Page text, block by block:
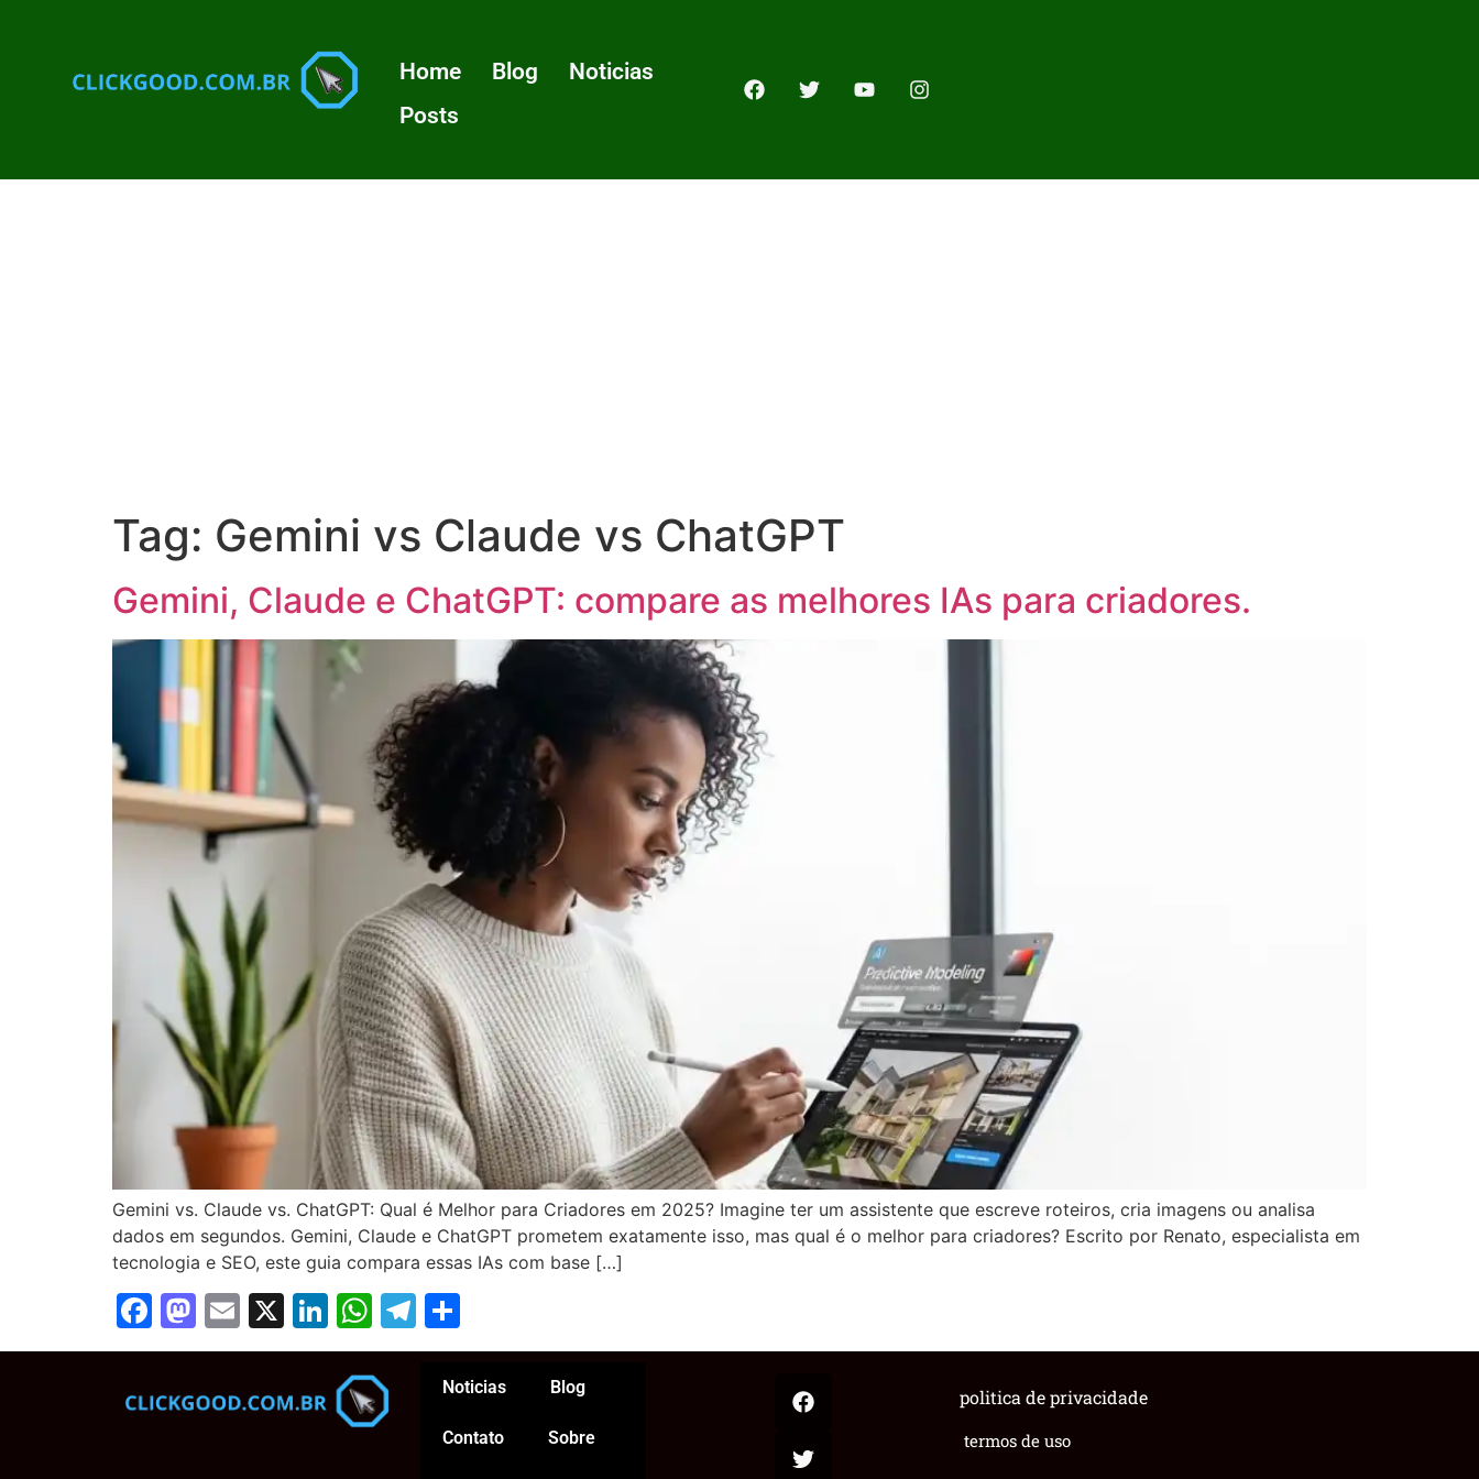
Home Blog
Noticias
Posts
Tag: Gemini vs Claude vs ChatGPT
Gemini, Claude e ChatGPT: compare as melhores IAs para criadores.
Gemini vs. Claude vs. ChatGPT: Qual é Melhor para Criadores em 2025? Imagine ter um assistente que escreve roteiros, cria imagens ou analisa
dados em segundos. Gemini, Claude e ChatGPT prometem exatamente isso, mas qual é o melhor para criadores? Escrito por Renato, especialista em
tecnologia e SEO, este guia compara essas IAs com base […]
Facebook
Mastodon
Email
X LinkedIn
WhatsApp
Telegram
Noticias Blog
Contato Sobre termos de uso
politica de privacidade